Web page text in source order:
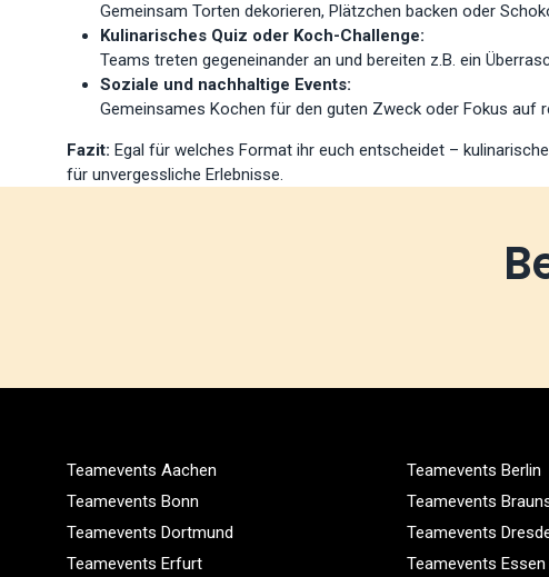
Gemeinsam Torten dekorieren, Plätzchen backen oder
Kulinarisches Quiz oder Koch-Challenge:
Teams treten gegeneinander an und bereiten z.B. ein
Soziale und nachhaltige Events:
Gemeinsames Kochen für den guten Zweck oder Fokus auf
Fazit: Egal für welches Format ihr euch entscheidet –
für unvergessliche Erlebnisse.
Teamevents Aachen Teamevents Berlin
Teamevents Bonn
Teamevents
Teamevents Dortmund
Teamevents
Teamevents Erfurt
Teamevents Essen